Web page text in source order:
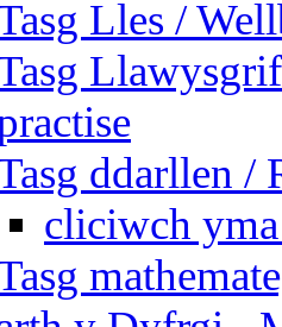
Lles /
ddarllen /
cliciwch